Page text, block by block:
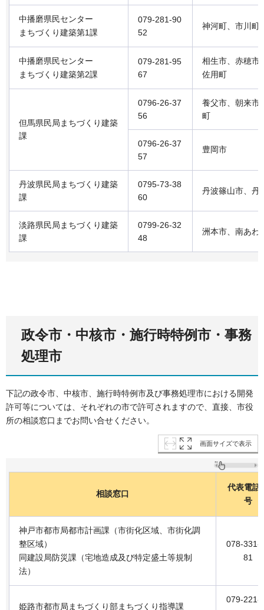
中播磨県民センター
まちづくり建築第1課
079-281-90
52
神河町、市川町
中播磨県民センター
まちづくり建築第2課
079-281-95
67
相生市、赤穂市
佐用町
但馬県民局まちづくり建築
課
0796-26-37
56
養父市、朝来市
町
0796-26-37
57
豊岡市
丹波県民局まちづくり建築
課
0795-73-38
60
丹波篠山市、丹
淡路県民局まちづくり建築
課
0799-26-32
48
洲本市、南あわ
政令市・中核市・施行時特例市・事務
処理市
下記の政令市、中核市、施行時特例市及び事務処理市における開発
許可等については、それぞれの市で許可されますので、直接、市役
所の相談窓口までお問い合せください。
画面サイズで表示
相談窓口
代表電話
号
神戸市都市局都市計画課（市街化区域、市街化調
整区域）
同建設局防災課（宅地造成及び特定盛土等規制
法）
078-331-
81
姫路市都市局まちづくり部まちづくり指導課
079-221-